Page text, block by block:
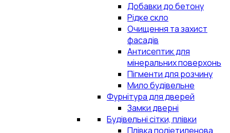
Добавки до бетону
Рідке скло
Очищення та захист
фасадів
Антисептик для
мінеральних поверхонь
Пігменти для розчину
Мило будівельне
Фурнітура для дверей
Замки дверні
Будівельні сітки, плівки
Плівка поліетиленова